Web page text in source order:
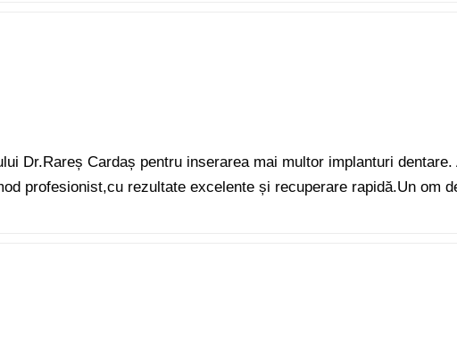
Dr.Rareș Cardaș pentru inserarea mai multor implanturi
profesionist,cu rezultate excelente și recuperare rapidă.Un om